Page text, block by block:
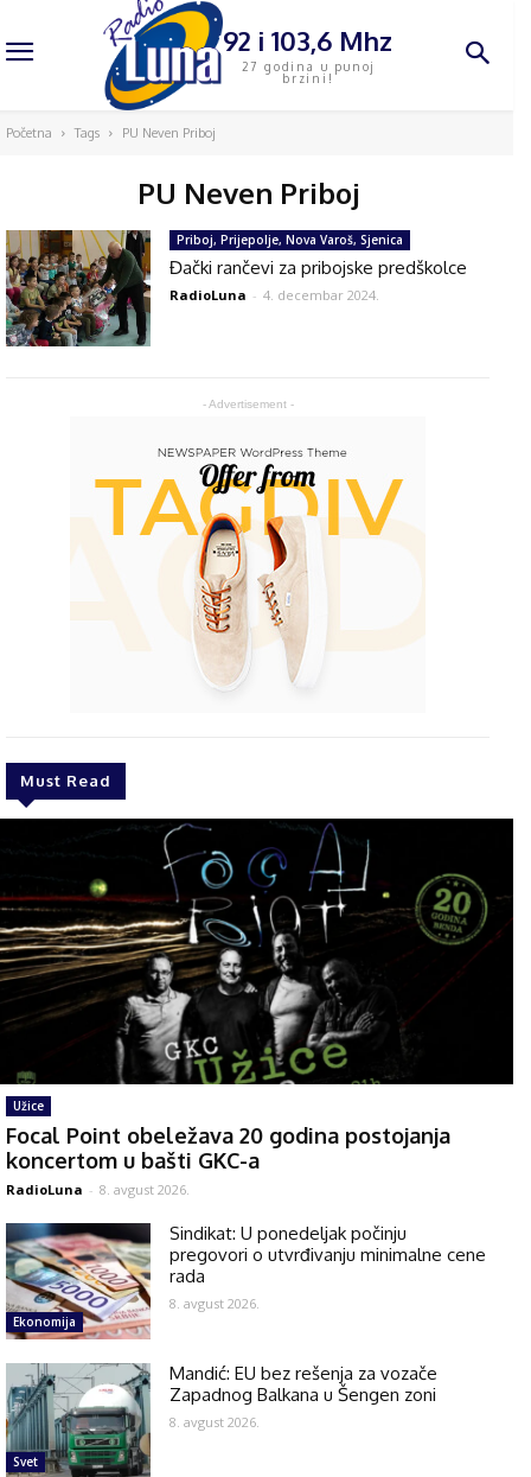
92 i 103,6 Mhz
27 godina u punoj
brzini!
Početna Tags PU Neven Priboj
PU Neven Priboj
- Advertisement -
Must Read
Užice
Focal Point obeležava 20 godina postojanja
koncertom u bašti GKC-a
RadioLuna - 8. avgust 2026.
Ekonomija
Sindikat: U ponedeljak počinju
pregovori o utvrđivanju minimalne cene
rada
8. avgust 2026.
Svet
Mandić: EU bez rešenja za vozače
Zapadnog Balkana u Šengen zoni
8. avgust 2026.
Priboj, Prijepolje, Nova Varoš, Sjenica
Đački rančevi za pribojske predškolce
RadioLuna - 4. decembar 2024.